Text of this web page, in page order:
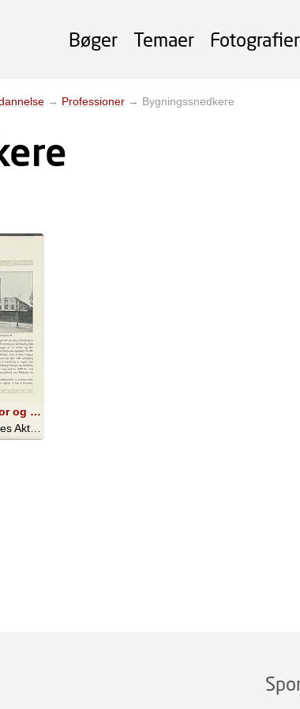
Bøger Temaer Fotografier
→ Professioner → Bygningssnedkere
Nuværende Kontor og Fabrik, Hillerødgade 30